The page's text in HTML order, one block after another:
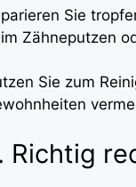
Sie
Zähneputzen
Sie zum
Richtig